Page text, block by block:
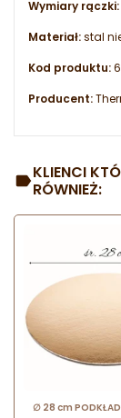
Wymiary rączki:
Materiał:stal
Kod produktu:
Producent:
KLIENCI
RÓWNIEŻ:
∅ 28 cm